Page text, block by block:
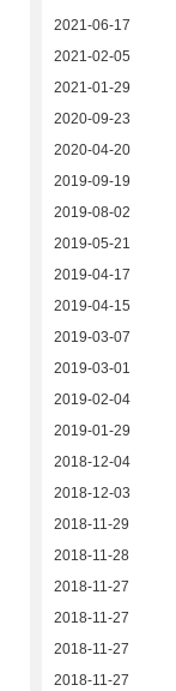
2021-06-17
2021-02-05
2021-01-29
2020-09-23
2020-04-20
2019-09-19
2019-08-02
2019-05-21
2019-04-17
2019-04-15
2019-03-07
2019-03-01
2019-02-04
2019-01-29
2018-12-04
2018-12-03
2018-11-29
2018-11-28
2018-11-27
2018-11-27
2018-11-27
2018-11-27